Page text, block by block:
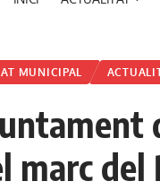
MUNICIPAL
marc del